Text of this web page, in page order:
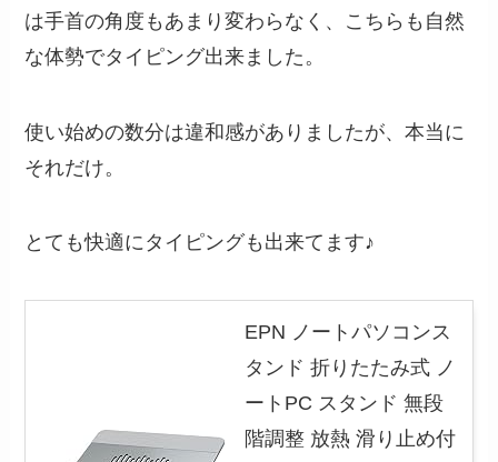
は手首の角度もあまり変わらなく、こちらも自然
な体勢でタイピング出来ました。
使い始めの数分は違和感がありましたが、本当に
それだけ。
とても快適にタイピングも出来てます♪
EPN ノートパソコンス
タンド 折りたたみ式 ノ
ートPC スタンド 無段
階調整 放熱 滑り止め付